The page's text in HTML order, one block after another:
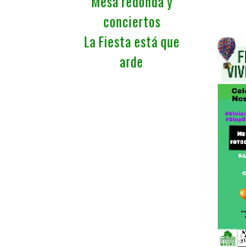
conciertos
La Fiesta está que
arde